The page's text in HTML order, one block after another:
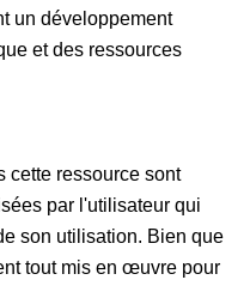
un développement
et des ressources
cette ressource sont
par l'utilisateur qui
son utilisation. Bien que
tout mis en œuvre pour